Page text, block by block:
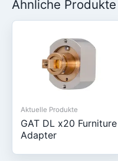
Ähnliche Produkte
Aktuelle Produkte
GAT DL x20 Furniture
Adapter